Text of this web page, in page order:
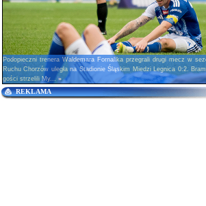
Podopieczni trenera Waldemara Fornalika przegrali drugi mecz w
Ruchu Chorzów uległa na Stadionie Śląskim Miedzi Legnica 0:2.
gości strzelili My... »
REKLAMA